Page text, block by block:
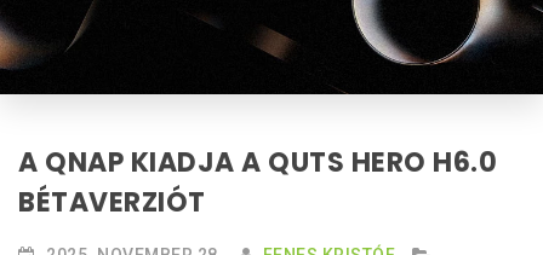
A QNAP KIADJA A QUTS HERO H6.0
BÉTAVERZIÓT